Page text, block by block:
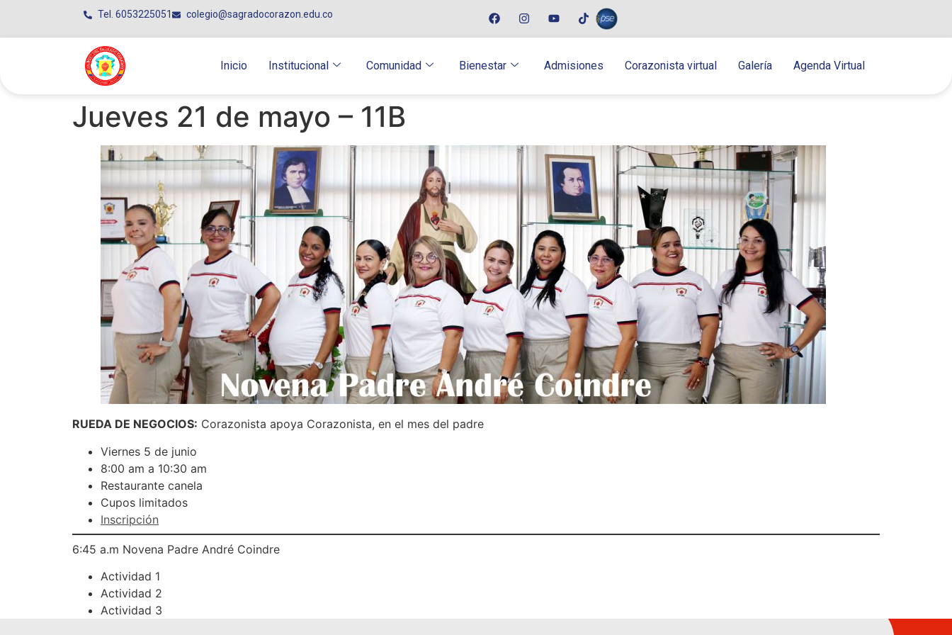
Tel. 6053225051 colegio@sagradocorazon.edu.co
Inicio Institucional Comunidad Bienestar Admisiones Corazonista virtual Galería Agenda Virtual
Jueves 21 de mayo – 11B
RUEDA DE NEGOCIOS: Corazonista apoya Corazonista, en el mes del padre
Viernes 5 de junio
8:00 am a 10:30 am
Restaurante canela
Cupos limitados
Inscripción
6:45 a.m Novena Padre André Coindre
Actividad 1
Actividad 2
Actividad 3